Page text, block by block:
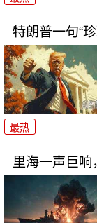
特朗普一句“
最热
里海一声巨响